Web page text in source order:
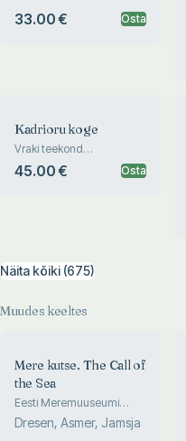
33.00 € Osta
Kadrioru koge
Vraki teekond
merepõhjast muuseumi
45.00 € Osta
Näita kõiki (675)
Muudes keeltes
Mere kutse. The Call of
the Sea
Eesti Meremuuseumi
kunstikogu. The Art
Collection of the Estonian
Dresen, Asmer, Jamsja